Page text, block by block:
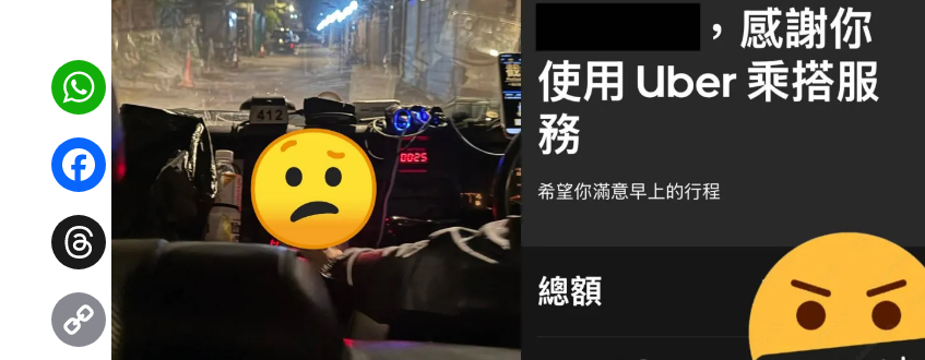
WhatsApp
Facebook
Threads